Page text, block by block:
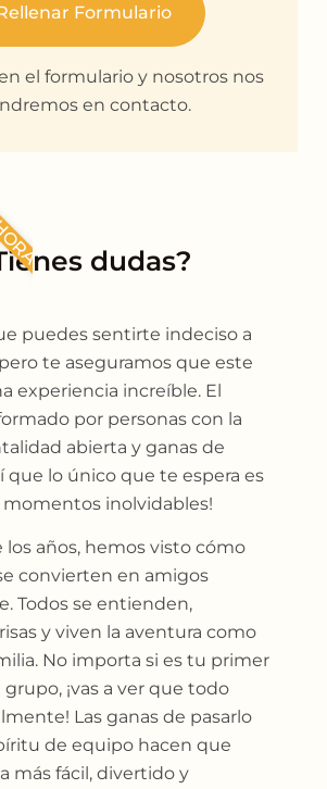
Formulario
el formulario y nosotros nos
en contacto.
dudas?
puedes sentirte indeciso a
te aseguramos que este
experiencia increíble. El
por personas con la
abierta y ganas de
que lo único que te espera es
inolvidables!
los años, hemos visto cómo
convierten en amigos
Todos se entienden,
y viven la aventura como
No importa si es tu primer
¡vas a ver que todo
Las ganas de pasarlo
de equipo hacen que
más fácil, divertido y